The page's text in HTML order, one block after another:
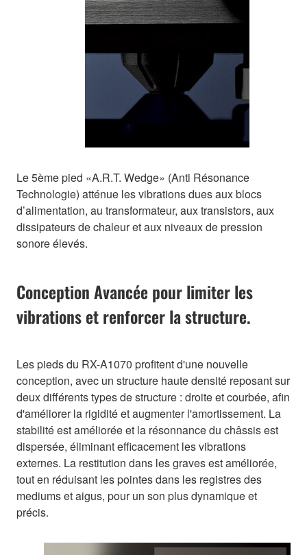
Le 5ème pied «A.R.T. Wedge» (Anti Résonance
Technologie) atténue les vibrations dues aux blocs
d’alimentation, au transformateur, aux transistors, aux
dissipateurs de chaleur et aux niveaux de pression
sonore élevés.
Conception Avancée pour limiter les
vibrations et renforcer la structure.
Les pieds du RX-A1070 profitent d'une nouvelle
conception, avec un structure haute densité reposant sur
deux différents types de structure : droite et courbée, afin
d'améliorer la rigidité et augmenter l'amortissement. La
stabilité est améliorée et la résonnance du châssis est
dispersée, éliminant efficacement les vibrations
externes. La restitution dans les graves est améliorée,
tout en réduisant les pointes dans les registres des
mediums et aigus, pour un son plus dynamique et
précis.